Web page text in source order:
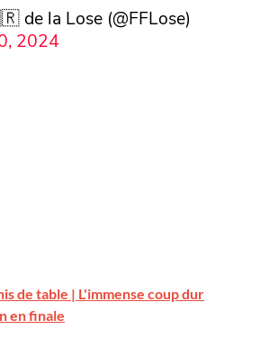
de la Lose (@FFLose)
2024
de table | L'immense coup dur
en finale